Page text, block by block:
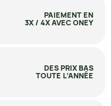
PAIEMENT EN
3X / 4X AVEC ONEY
DES PRIX BAS
TOUTE L’ANNÉE